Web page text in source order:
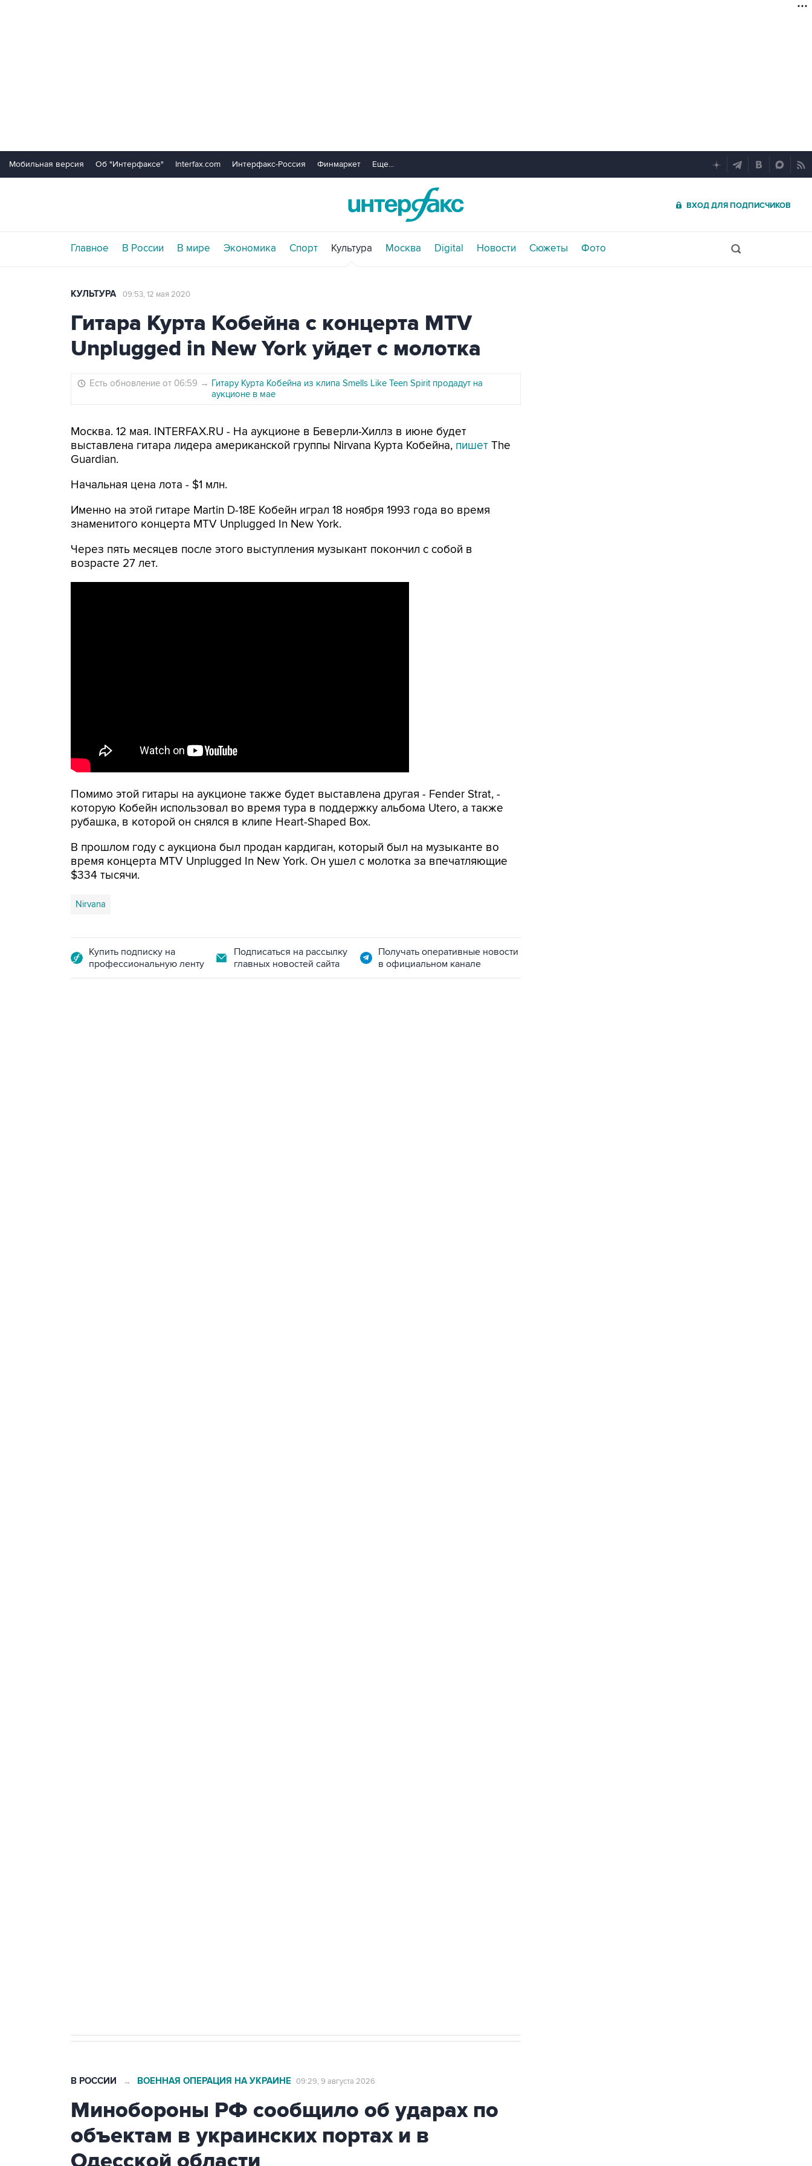
Мобильная версия Об "Интерфаксе" Interfax.com Интерфакс-Россия Финмаркет Еще...
ВХОД ДЛЯ ПОДПИСЧИКОВ
Главное В России В мире Экономика Спорт Культура Москва Digital Новости Сюжеты Фото
КУЛЬТУРА 09:53, 12 мая 2020
Гитара Курта Кобейна с концерта MTV
Unplugged in New York уйдет с молотка
Есть обновление от 06:59 → Гитару Курта Кобейна из клипа Smells Like Teen Spirit продадут на
аукционе в мае
Москва. 12 мая. INTERFAX.RU - На аукционе в Беверли-Хиллз в июне будет
выставлена гитара лидера американской группы Nirvana Курта Кобейна, пишет The
Guardian.
Начальная цена лота - $1 млн.
Именно на этой гитаре Martin D-18E Кобейн играл 18 ноября 1993 года во время
знаменитого концерта MTV Unplugged In New York.
Через пять месяцев после этого выступления музыкант покончил с собой в
возрасте 27 лет.
Помимо этой гитары на аукционе также будет выставлена другая - Fender Strat, -
которую Кобейн использовал во время тура в поддержку альбома Utero, а также
рубашка, в которой он снялся в клипе Heart-Shaped Box.
В прошлом году с аукциона был продан кардиган, который был на музыканте во
время концерта MTV Unplugged In New York. Он ушел с молотка за впечатляющие
$334 тысячи.
Nirvana
Купить подписку на
профессиональную ленту
Подписаться на рассылку
главных новостей сайта
Получать оперативные новости
в официальном канале
В РОССИИ → ВОЕННАЯ ОПЕРАЦИЯ НА УКРАИНЕ 09:29, 9 августа 2026
Минобороны РФ сообщило об ударах по
объектам в украинских портах и в